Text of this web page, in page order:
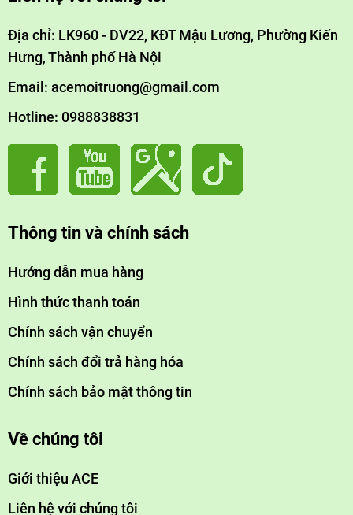
Địa chỉ: LK960 - DV22, KĐT Mậu Lương, Phường Kiến
Hưng, Thành phố Hà Nội
Email: acemoitruong@gmail.com
Hotline: 0988838831
Thông tin và chính sách
Hướng dẫn mua hàng
Hình thức thanh toán
Chính sách vận chuyển
Chính sách đổi trả hàng hóa
Chính sách bảo mật thông tin
Về chúng tôi
Giới thiệu ACE
Liên hệ với chúng tôi